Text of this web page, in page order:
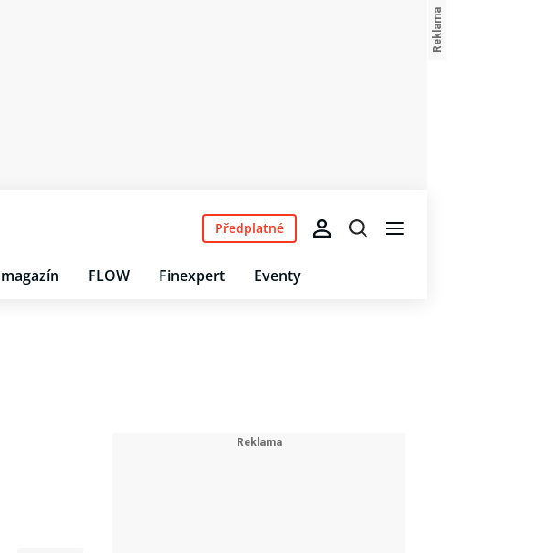
FLOW Finexpert Eventy
Předplatné